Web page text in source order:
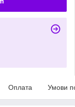
Оплата Умови